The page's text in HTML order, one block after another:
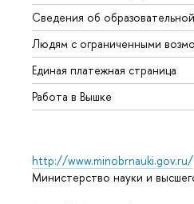
Сведения об
Людям с ограниченными
Единая платежная страница
Работа в Вышке
http://www.minobrnauki.gov.ru/
Министерство науки и